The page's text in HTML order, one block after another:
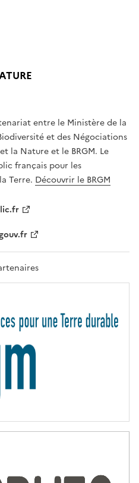
L
T
É
,
É
G
A
L
F
A
T
R
T
É
entre le Ministère de la
et des Négociations
la Nature et le BRGM. Le
français pour les
Terre. Découvrir le BRGM